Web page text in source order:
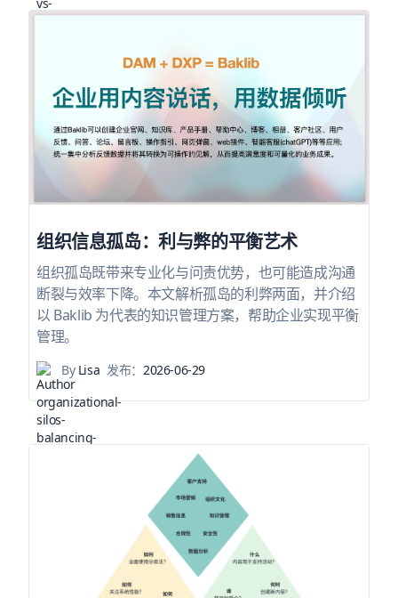
组织信息孤岛：利与弊的平衡艺术
组织孤岛既带来专业化与问责优势，也可能造成沟通
断裂与效率下降。本文解析孤岛的利弊两面，并介绍
以 Baklib 为代表的知识管理方案，帮助企业实现平衡
管理。
ByLisa 发布：2026-06-29